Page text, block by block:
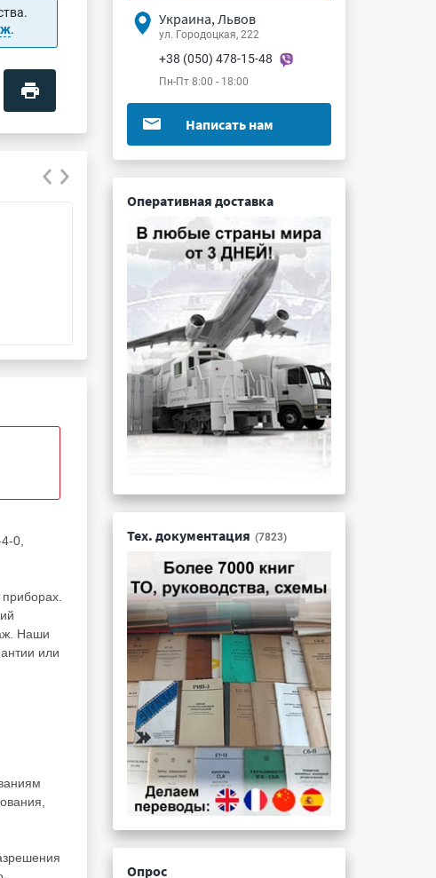
.
Подробнее ...
0,
Наши
или
Украина, Львов
ул. Городоцкая, 222
+38 (050) 478-15-48
Пн-Пт 8:00 - 18:00
Написать нам
Оперативная доставка
Тех. документация (7823)
Опрос